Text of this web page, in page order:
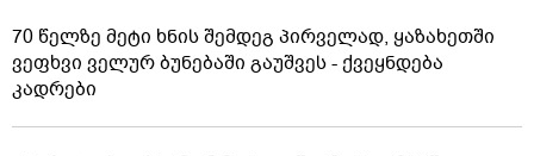
70 წელზე მეტი ხნის შემდეგ პირველად, ყაზახეთში
ვეფხვი ველურ ბუნებაში გაუშვეს - ქვეყნდება
კადრები